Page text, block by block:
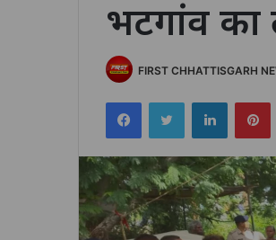
भटगांव का
FIRST CHHATTISGARH
FacebookTwitter LinkedIn